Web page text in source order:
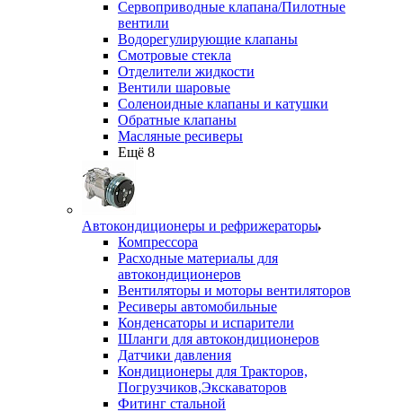
Сервоприводные клапана/Пилотные
вентили
Водорегулирующие клапаны
Смотровые стекла
Отделители жидкости
Вентили шаровые
Соленоидные клапаны и катушки
Обратные клапаны
Масляные ресиверы
Ещё 8
Автокондиционеры и рефрижераторы
Компрессора
Расходные материалы для
автокондиционеров
Вентиляторы и моторы вентиляторов
Ресиверы автомобильные
Конденсаторы и испарители
Шланги для автокондиционеров
Датчики давления
Кондиционеры для Тракторов,
Погрузчиков,Экскаваторов
Фитинг стальной